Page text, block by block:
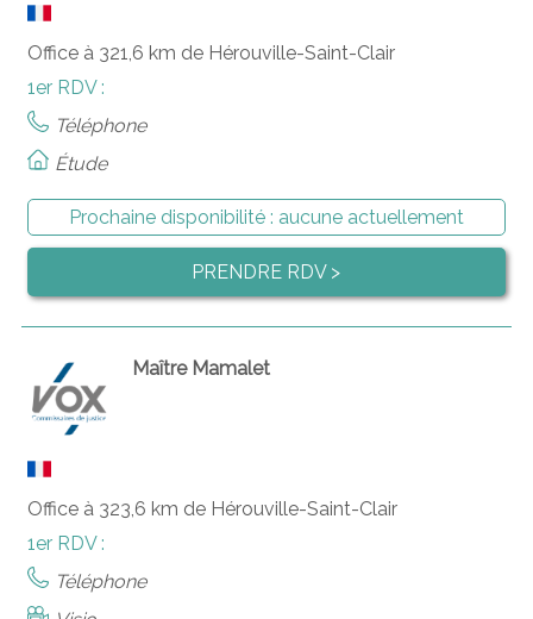
Office à 321,6 km de Hérouville-Saint-Clair
1er RDV :
Téléphone
Étude
Prochaine disponibilité : aucune actuellement
PRENDRE RDV >
Maître Mamalet
Office à 323,6 km de Hérouville-Saint-Clair
1er RDV :
Téléphone